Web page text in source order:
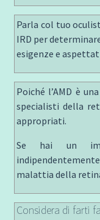
Parla col tuo
IRD per
esigenze e
Poiché l’AMD è
specialisti della
appropriati.
Se hai un
malattia della
Considera di farti